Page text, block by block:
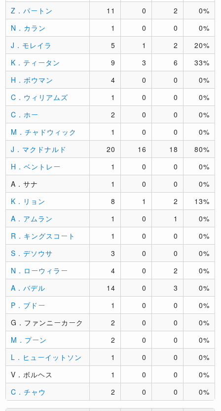
Z．パートン
11 0 2
0%
N．カラン
1 0 0
0%
J．モレイラ
5 1 2
20%
K．ティータン
9 3 6
33%
H．ボウマン
4 0 0
0%
C．ウィリアムズ
1 0 0
0%
C．ホー
2 0 0
0%
M．チャドウィック
1 0 0
0%
J．マクドナルド
20 16 18
80%
H．ベントレー
1 0 0
0%
A．サナ
1 0 0
0%
K．リョン
8 1 2
13%
A．アムラン
1 0 1
0%
R．キングスコート
1 0 0
0%
S．デソウサ
3 0 0
0%
N．ローウィラー
4 0 2
0%
A．バデル
14 0 3
0%
P．ブドー
1 0 0
0%
G．ファンニーカーク
2 0 0
0%
M．プーン
2 0 0
0%
L．ヒューイットソン
1 0 0
0%
V．ボルヘス
1 0 0
0%
C．チャウ
2 0 0 0%